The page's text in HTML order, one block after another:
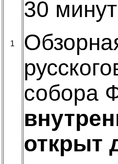
1
30
собора
открыт